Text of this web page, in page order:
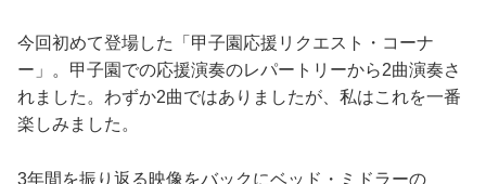
今回初めて登場した「甲子園応援リクエスト・コーナ
ー」。甲子園での応援演奏のレパートリーから2曲演奏さ
れました。わずか2曲ではありましたが、私はこれを一番
楽しみました。
3年間を振り返る映像をバックにベッド・ミドラーの